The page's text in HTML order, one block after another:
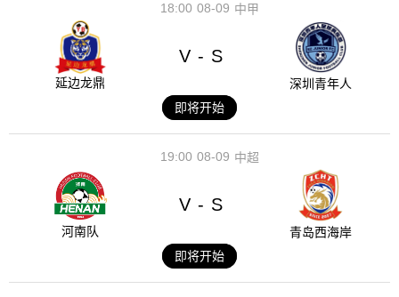
08-09
18:00 中甲
延边龙鼎
V - S
深圳青年人
即将开始
08-09
19:00 中超
河南队
V - S
青岛西海岸
即将开始